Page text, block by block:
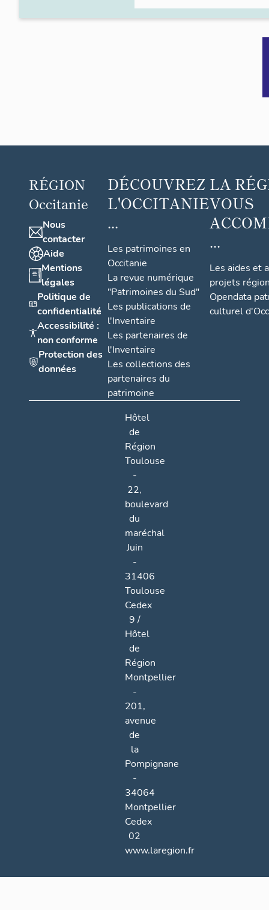
RÉGION
Occitanie
Nous
contacter
Aide
Mentions
légales
Politique de
confidentialité
Accessibilité :
non conforme
Protection des
données
DÉCOUVREZ
L'OCCITANIE
...
Les patrimoines en
Occitanie
La revue numérique
"Patrimoines du Sud"
Les publications de
l'Inventaire
Les partenaires de
l'Inventaire
Les collections des
partenaires du
patrimoine
LA
VOUS
...
Les aides et
projets
Opendata
culturel
Hôtel
de
Région
Toulouse
-
22,
boulevard
du
maréchal
Juin
-
31406
Toulouse
Cedex
9 /
Hôtel
de
Région
Montpellier
-
201,
avenue
de
la
Pompignane
-
34064
Montpellier
Cedex
02
www.laregion.fr